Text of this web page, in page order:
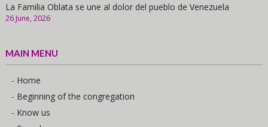
La Familia Oblata se une al dolor del pueblo de Venezuela
26 June, 2026
MAIN MENU
- Home
- Beginning of the congregation
- Know us